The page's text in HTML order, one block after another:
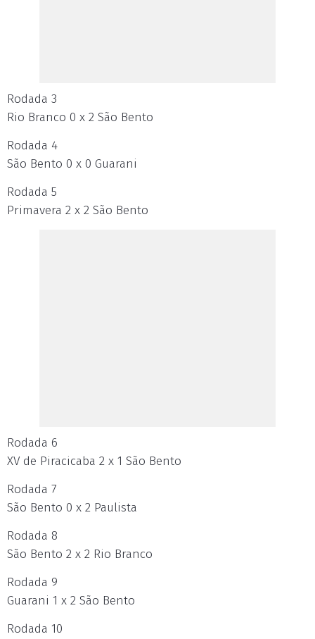
Rodada 3
Rio Branco 0 x 2 São Bento
Rodada 4
São Bento 0 x 0 Guarani
Rodada 5
Primavera 2 x 2 São Bento
Rodada 6
XV de Piracicaba 2 x 1 São Bento
Rodada 7
São Bento 0 x 2 Paulista
Rodada 8
São Bento 2 x 2 Rio Branco
Rodada 9
Guarani 1 x 2 São Bento
Rodada 10